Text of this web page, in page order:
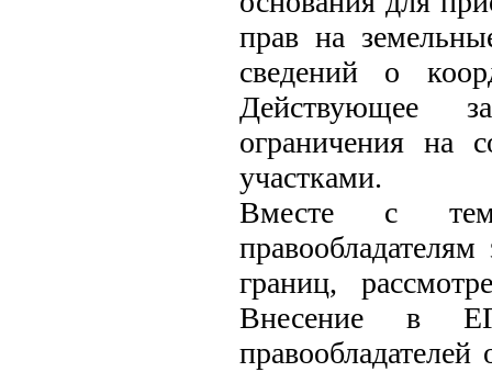
прав на
сведений о
Действующее
ограничения на
участками.
Вместе с тем,
границ,
Внесение в